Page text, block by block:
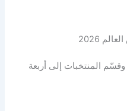
2026
الفيفا تصنيف نوفمبر 2025، وقسّم المنتخبات إلى أربعة